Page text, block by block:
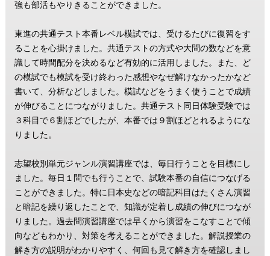
強も部活もやりきることができました。
東進の共通テスト本番レベル模試では、受けるたびに復習をす
ることを心掛けました。共通テストの方式や大問の数などを意
識して時間配分を決めるなど有効的に活用しました。また、ど
の模試でも模試を受け終わった感想やなぜ解けなかったかなど
書いて、分析などしました。模試などをうまく使うことで成績
が伸びることにつながりました。共通テスト同日体験受験では
３科目で６割ほどでしたが、本番では９割ほどとれるようにな
りました。
志望校別単元ジャンル演習講座では、毎日行うことを目標にし
ました。毎日１問でも行うことで、試験本番の自信につなげる
ことができました。特に日本史などの暗記科目はたくさん演習
と暗記を繰り返したことで、知識が定着し成績の伸びにつなが
りました。過去問演習講座では早くから演習をこなすことで傾
向などもわかり、対策を考えることができました。解説授業の
解き方の説明がわかりやすく、何回も見て解き方を確認しまし